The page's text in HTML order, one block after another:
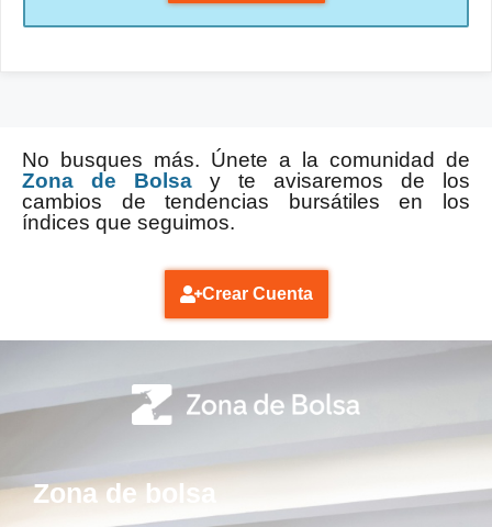
No busques más. Únete a la comunidad de
Zona de Bolsa y te avisaremos de los
cambios de tendencias bursátiles en los
índices que seguimos.
Crear Cuenta
Zona de bolsa